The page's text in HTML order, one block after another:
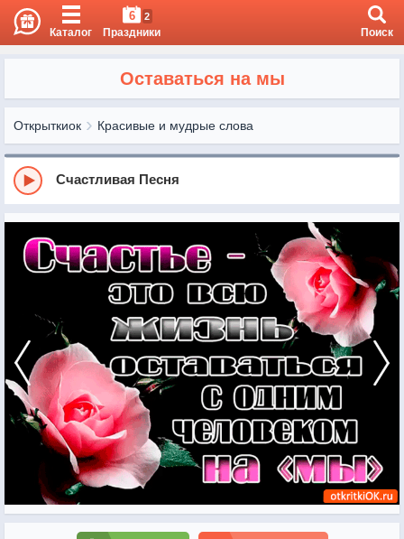
Каталог
6 2
Праздники Поиск
Оставаться на мы
Открыткиок Красивые и мудрые слова
Счастливая Песня